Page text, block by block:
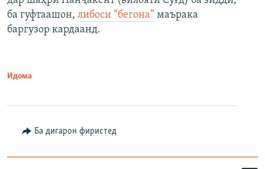
ба гуфтаашон, либоси “бегона” маърака
баргузор кардаанд.
Идома
Ба дигарон фиристед